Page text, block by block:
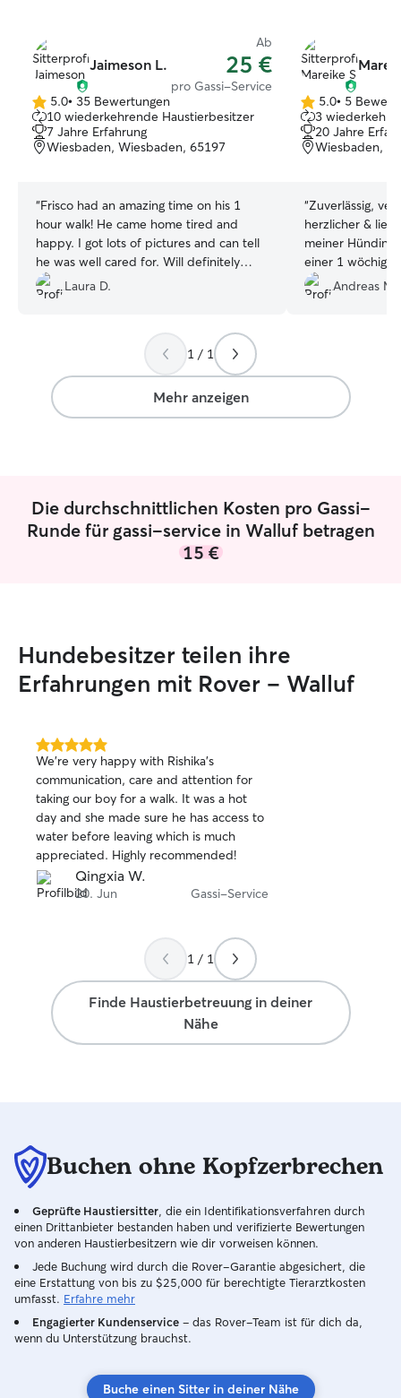
Jaimeson L.
Ab
25 €
pro Gassi-Service
5.0
von
5
Sternen
5.0• 35 Bewertungen
10 wiederkehrende Haustierbesitzer
7 Jahre Erfahrung
Wiesbaden, Wiesbaden, 65197
“Frisco had an amazing time on his 1
hour walk! He came home tired and
happy. I got lots of pictures and can tell
he was well cared for. Will definitely
book again! ”
Laura D.
5.0
von
5
Sternen
5.0• 5
3
20 Jahre
Wiesbaden,
“Zuverlässig,
herzlicher &
meiner
einer 1
Mareike. Zu
gewisse
Andreas M.
1 / 1
Mehr anzeigen
Die durchschnittlichen Kosten pro Gassi-
Runde für gassi-service in Walluf betragen
15 €
Hundebesitzer teilen ihre
Erfahrungen mit Rover – Walluf
5.0
von
5
Sternen
We’re very happy with Rishika’s
communication, care and attention for
taking our boy for a walk. It was a hot
day and she made sure he has access to
water before leaving which is much
appreciated. Highly recommended!
Qingxia W.
20. Jun Gassi-Service
1 / 1
Finde Haustierbetreuung in deiner
Nähe
Buchen ohne Kopfzerbrechen
Geprüfte Haustiersitter , die ein Identifikationsverfahren durch
einen Drittanbieter bestanden haben und verifizierte Bewertungen
von anderen Haustierbesitzern wie dir vorweisen können.
Jede Buchung wird durch die Rover-Garantie abgesichert, die
eine Erstattung von bis zu $25,000 für berechtigte Tierarztkosten
umfasst. Erfahre mehr
Engagierter Kundenservice – das Rover-Team ist für dich da,
wenn du Unterstützung brauchst.
Buche einen Sitter in deiner Nähe